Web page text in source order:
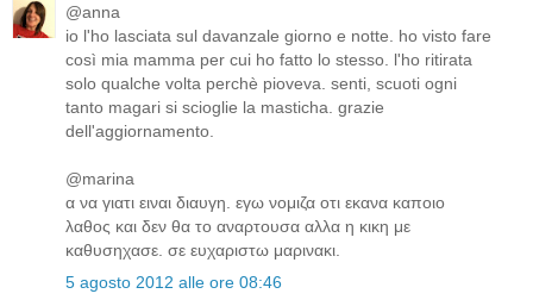
@anna
io l'ho lasciata sul davanzale giorno e notte. ho visto fare
così mia mamma per cui ho fatto lo stesso. l'ho ritirata
solo qualche volta perchè pioveva. senti, scuoti ogni
tanto magari si scioglie la masticha. grazie
dell'aggiornamento.
@marina
α να γιατι ειναι διαυγη. εγω νομιζα οτι εκανα καποιο
λαθος και δεν θα το αναρτουσα αλλα η κικη με
καθυσηχασε. σε ευχαριστω μαρινακι.
5 agosto 2012 alle ore 08:46